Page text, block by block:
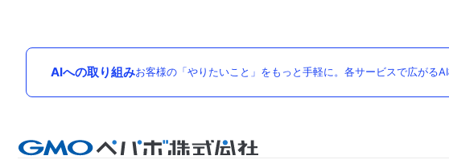
AIへの取り組みお客様の「やりたいこと」をもっと手軽に。各サービスで広がる